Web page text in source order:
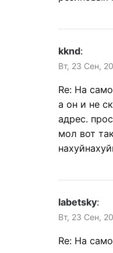
kknd:
Вт, 23 Сен,
Re: На
а он и не
адрес.
мол вот
labetsky:
Вт, 23 Сен,
Re: На